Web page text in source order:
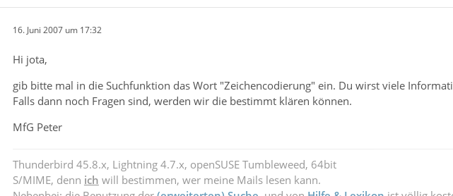
16. Juni 2007 um 17:32
Hi jota,
gib bitte mal in die Suchfunktion das Wort "Zeichencodierung" ein. Du wirst viele
Falls dann noch Fragen sind, werden wir die bestimmt klären können.
MfG Peter
Thunderbird 45.8.x, Lightning 4.7.x, openSUSE Tumbleweed, 64bit
S/MIME, denn ich will bestimmen, wer meine Mails lesen kann.